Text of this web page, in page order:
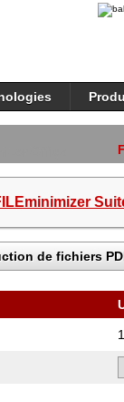
de fichiers
1